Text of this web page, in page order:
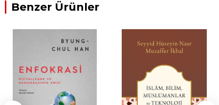
Benzer Ürünler